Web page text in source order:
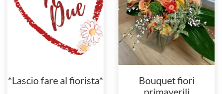
*Lascio fare al fiorista*
Bouquet fiori